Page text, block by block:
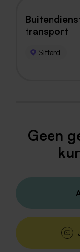
transport
Sittard
Geen